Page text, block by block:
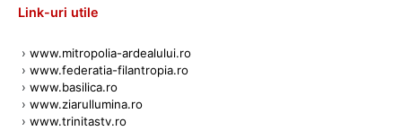
Link-uri utile
› www.mitropolia-ardealului.ro
› www.federatia-filantropia.ro
› www.basilica.ro
› www.ziarullumina.ro
› www.trinitastv.ro